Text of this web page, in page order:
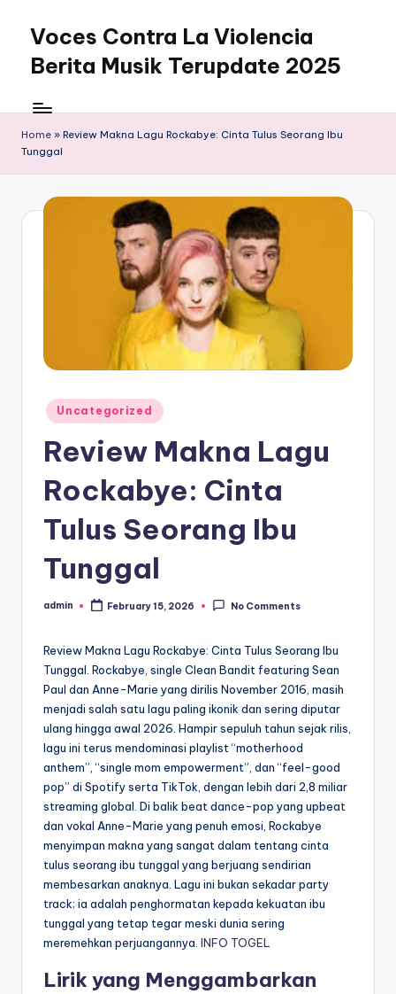
content
Voces Contra La Violencia
Berita Musik Terupdate 2025
Home » Review Makna Lagu Rockabye: Cinta Tulus Seorang Ibu
Tunggal
Posted
in
Uncategorized
Review Makna Lagu
Rockabye: Cinta
Tulus Seorang Ibu
Tunggal
Posted
admin February 15, 2026 No Comments
Review Makna Lagu Rockabye: Cinta Tulus Seorang Ibu
Tunggal. Rockabye, single Clean Bandit featuring Sean
Paul dan Anne-Marie yang dirilis November 2016, masih
menjadi salah satu lagu paling ikonik dan sering diputar
ulang hingga awal 2026. Hampir sepuluh tahun sejak rilis,
lagu ini terus mendominasi playlist “motherhood
anthem”, “single mom empowerment”, dan “feel-good
pop” di Spotify serta TikTok, dengan lebih dari 2,8 miliar
streaming global. Di balik beat dance-pop yang upbeat
dan vokal Anne-Marie yang penuh emosi, Rockabye
menyimpan makna yang sangat dalam tentang cinta
tulus seorang ibu tunggal yang berjuang sendirian
membesarkan anaknya. Lagu ini bukan sekadar party
track; ia adalah penghormatan kepada kekuatan ibu
tunggal yang tetap tegar meski dunia sering
meremehkan perjuangannya. INFO TOGEL
Lirik yang Menggambarkan